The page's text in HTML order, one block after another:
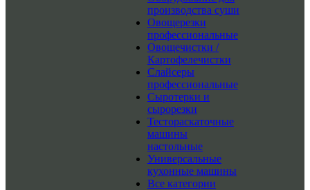
производства суши
Овощерезки
профессиональные
Овощечистки /
Картофелечистки
Слайсеры
профессиональные
Сыротерки и
сырорезки
Тестораскаточные
машины
настольные
Универсальные
кухонные машины
Все категории